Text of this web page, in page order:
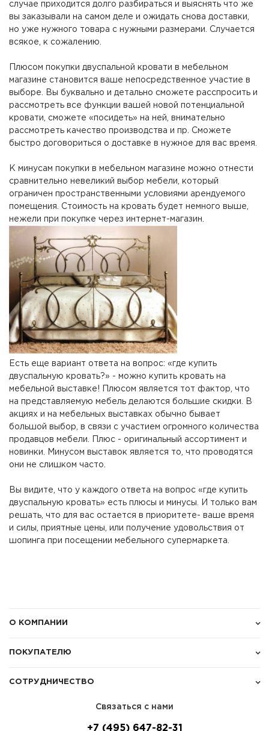
случае приходится долго разбираться и выяснять что же
вы заказывали на самом деле и ожидать снова доставки,
но уже нужного товара с нужными размерами. Случается
всякое, к сожалению.
Плюсом покупки двуспальной кровати в мебельном
магазине становится ваше непосредственное участие в
выборе. Вы буквально и детально сможете расспросить и
рассмотреть все функции вашей новой потенциальной
кровати, сможете «посидеть» на ней, внимательно
рассмотреть качество производства и пр. Сможете
быстро договориться о доставке в нужное для вас время.
К минусам покупки в мебельном магазине можно отнести
сравнительно невеликий выбор мебели, который
ограничен пространственными условиями арендуемого
помещения. Стоимость на кровать будет немного выше,
нежели при покупке через интернет-магазин.
Есть еще вариант ответа на вопрос: «где купить
двуспальную кровать?» - можно купить кровать на
мебельной выставке! Плюсом является тот фактор, что
на представляемую мебель делаются большие скидки. В
акциях и на мебельных выставках обычно бывает
большой выбор, в связи с участием огромного количества
продавцов мебели. Плюс - оригинальный ассортимент и
новинки. Минусом выставок является то, что проводятся
они не слишком часто.
Вы видите, что у каждого ответа на вопрос «где купить
двуспальную кровать» есть плюсы и минусы. И только вам
решать, что для вас остается в приоритете- ваше время
и силы, приятные цены, или получение удовольствия от
шопинга при посещении мебельного супермаркета.
О КОМПАНИИ
ПОКУПАТЕЛЮ
СОТРУДНИЧЕСТВО
Связаться с нами
+7 (495) 647-82-31